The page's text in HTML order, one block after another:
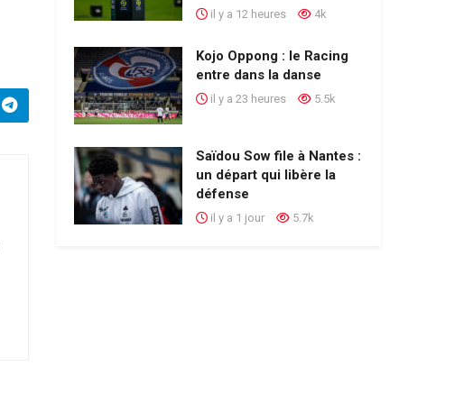
il y a 12 heures 4k
Kojo Oppong : le Racing
entre dans la danse
il y a 23 heures 5.5k
Saïdou Sow file à Nantes :
un départ qui libère la
défense
il y a 1 jour 5.7k